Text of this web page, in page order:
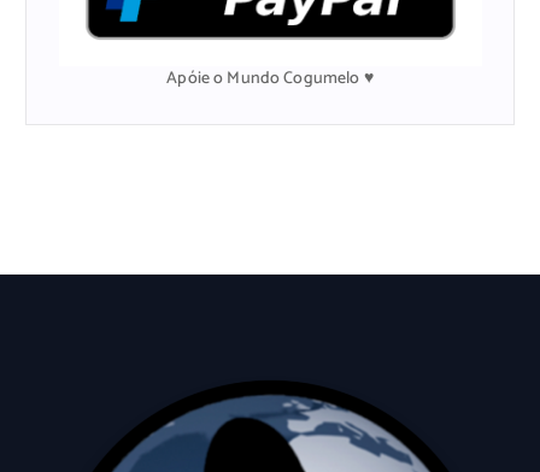
Apóie o Mundo Cogumelo ♥